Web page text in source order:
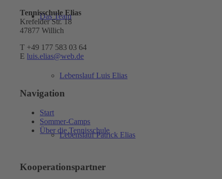
Das Team
Lebenslauf Luis Elias
Lebenslauf Patrick Elias
Tennisschule Elias
Krefelder Str. 18
47877 Willich
T +49 177 583 03 64
E luis.elias@web.de
Navigation
Start
Sommer-Camps
Über die Tennisschule
Kooperationspartner